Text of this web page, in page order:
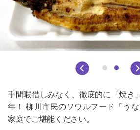
手間暇惜しみなく、徹底的に「焼き
年！ 柳川市民のソウルフード「う
家庭でご堪能ください。